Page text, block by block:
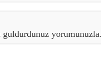
guldurdunuz